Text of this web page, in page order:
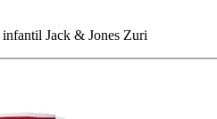
Jack & Jones Zuri